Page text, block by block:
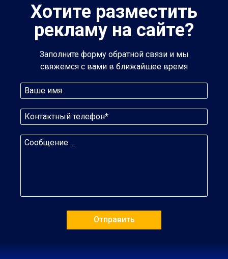
Хотите разместить
рекламу на сайте?
Заполните форму обратной связи и мы
свяжемся с вами в ближайшее время